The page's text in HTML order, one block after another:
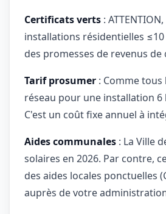
Certificats verts :
installations résidentielles
des promesses de revenus
Tarif prosumer : Comme tous
réseau pour une installation 6
C'est un coût fixe annuel à
Aides communales : La Ville
solaires en 2026. Par contre,
des aides locales ponctuelles
auprès de votre